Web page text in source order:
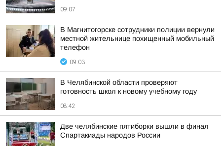
09:07
В Магнитогорске сотрудники полиции вернули
местной жительнице похищенный мобильный
телефон
09:03
В Челябинской области проверяют
готовность школ к новому учебному году
08:42
Две челябинские пятиборки вышли в финал
Спартакиады народов России